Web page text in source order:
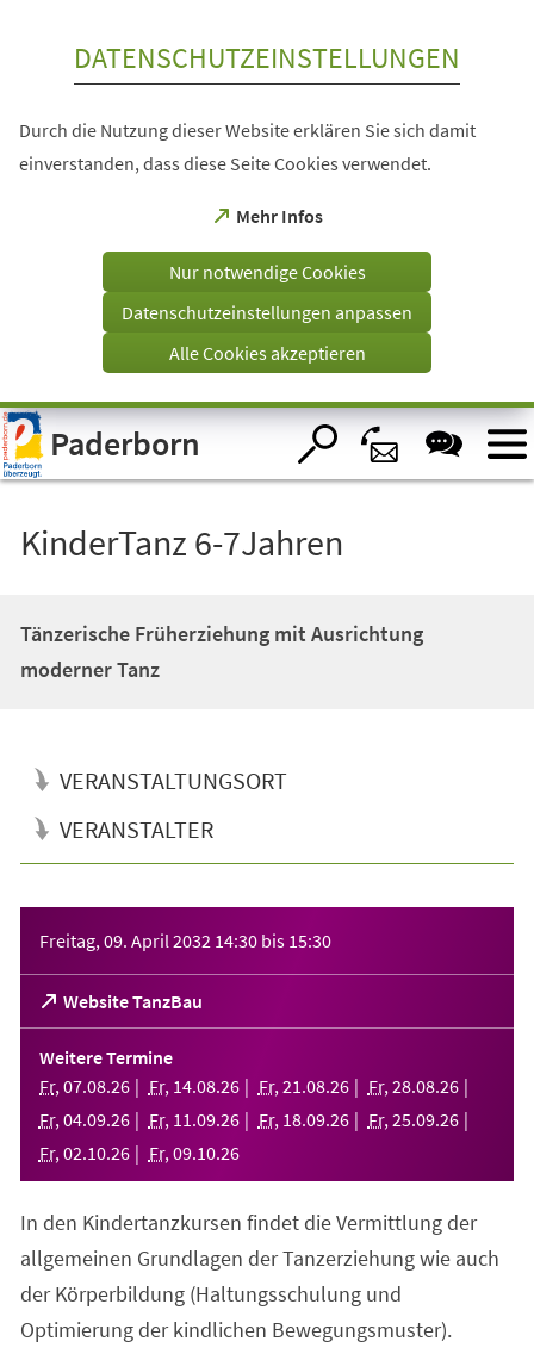
Visuelle
Assistenzsoftware
öffnen.
DATENSCHUTZEINSTELLUNGEN
Durch die Nutzung dieser Website erklären Sie sich damit
einverstanden, dass diese Seite Cookies verwendet.
Mehr Infos
(Öffnet
einem
Tab)
Nur notwendige Cookies
Datenschutzeinstellungen anpassen
Alle Cookies akzeptieren
Paderborn
KinderTanz 6-7Jahren
Tänzerische Früherziehung mit Ausrichtung
moderner Tanz
VERANSTALTUNGSORT
VERANSTALTER
Freitag, 09. April 2032 14:30 bis 15:30
Website TanzBau
(Öffnet
in
einem
neuen
Tab)
Weitere Termine
Fr, 07.08.26 Fr, 14.08.26 Fr, 21 .08.26 Fr, 28.08.26
Fr, 04.09.26 Fr, 11 .09.26 Fr, 18.09.26 Fr, 25.09.26
Fr, 02.10.26 Fr, 09.10.26
In den Kindertanzkursen findet die Vermittlung der
allgemeinen Grundlagen der Tanzerziehung wie auch
der Körperbildung (Haltungsschulung und
Optimierung der kindlichen Bewegungsmuster).